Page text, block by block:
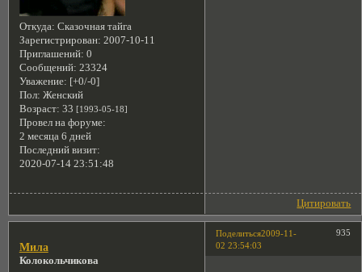
Откуда: Сказочная тайга
Зарегистрирован: 2007-10-11
Приглашений: 0
Сообщений: 23324
Уважение: [+0/-0]
Пол: Женский
Возраст: 33 [1993-05-18]
Провел на форуме:
2 месяца 6 дней
Последний визит:
2020-07-14 23:51:48
Цитировать
Поделиться 935
2009-11-
02 23:54:03
Мила
Колокольчикова